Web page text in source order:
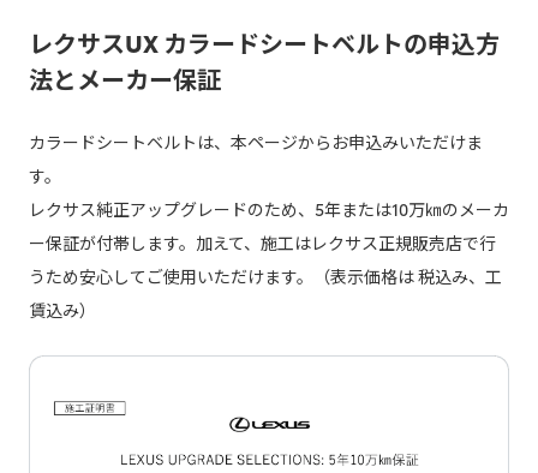
レクサスUX カラードシートベルトの申込方
法とメーカー保証
カラードシートベルトは、本ページからお申込みいただけま
す。
レクサス純正アップグレードのため、5年または10万㎞のメーカ
ー保証が付帯します。加えて、施工はレクサス正規販売店で行
うため安心してご使用いただけます。（表示価格は 税込み、工
賃込み）